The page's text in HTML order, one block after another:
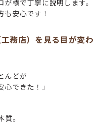
横で丁寧に説明します。
安心です！
務店）を見る目が変わ
んどが
心できた！」
。